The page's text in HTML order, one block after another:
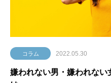
コラム 2022.05.30
嫌われない男・嫌われない